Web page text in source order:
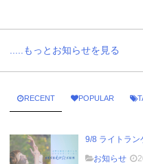
.....もっとお知らせを見る
RECENT POPULAR
9/8 ライトラ
お知らせ